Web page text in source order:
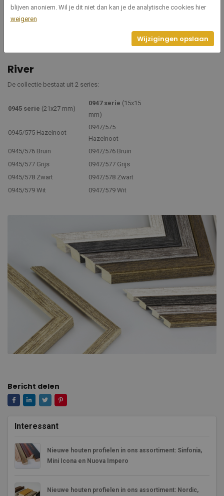
River
De collectie bestaat uit 2 series:
0945 serie (21x27 mm)
0947 serie (15x15
mm)
0945/575 Hazelnoot
0947/575
Hazelnoot
0945/576 Bruin
0947/576 Bruin
0945/577 Grijs
0947/577 Grijs
0945/578 Zwart
0947/578 Zwart
0945/579 Wit
0947/579 Wit
Bericht delen
Interessant
Nieuwe houten profielen in ons assortiment: Sinfonia,
Mini Icona en Nuova Impero
Nieuwe houten profielen in ons assortiment: Nordic,
blijven anoniem. Wil je dit niet dan kan je de analytische cookies hier
weigeren
Wijzigingen opslaan